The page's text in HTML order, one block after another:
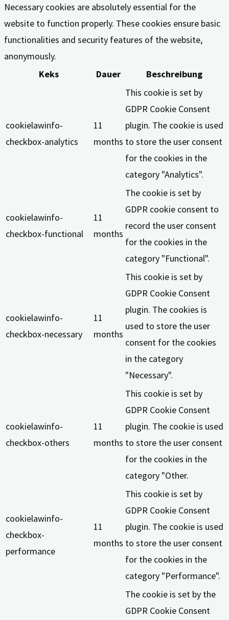
Necessary cookies are absolutely essential for the
website to function properly. These cookies ensure basic
functionalities and security features of the website,
anonymously.
Keks
Dauer Beschreibung
cookielawinfo-
checkbox-analytics
11
months
This cookie is set by
GDPR Cookie Consent
plugin. The cookie is used
to store the user consent
for the cookies in the
category "Analytics".
cookielawinfo-
checkbox-functional
11
months
The cookie is set by
GDPR cookie consent to
record the user consent
for the cookies in the
category "Functional".
cookielawinfo-
checkbox-necessary
11
months
This cookie is set by
GDPR Cookie Consent
plugin. The cookies is
used to store the user
consent for the cookies
in the category
"Necessary".
cookielawinfo-
checkbox-others
11
months
This cookie is set by
GDPR Cookie Consent
plugin. The cookie is used
to store the user consent
for the cookies in the
category "Other.
cookielawinfo-
checkbox-
performance
11
months
This cookie is set by
GDPR Cookie Consent
plugin. The cookie is used
to store the user consent
for the cookies in the
category "Performance".
The cookie is set by the
GDPR Cookie Consent